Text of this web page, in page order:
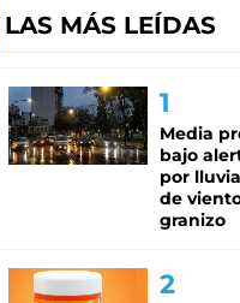
LAS MÁS LEÍDAS
Media
bajo
por
de
granizo